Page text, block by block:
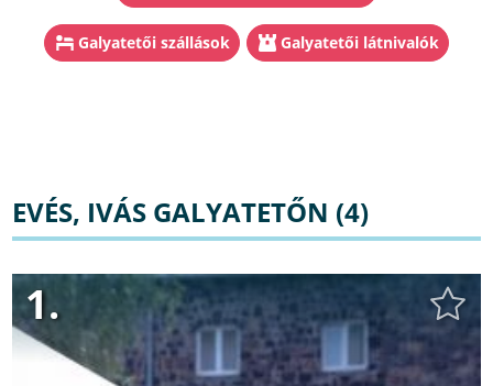
Galyatetői szállások Galyatetői látnivalók
EVÉS, IVÁS GALYATETŐN (4)
1.